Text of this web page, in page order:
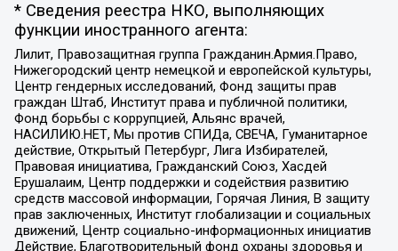
* Сведения реестра НКО, выполняющих
функции иностранного агента:
Лилит, Правозащитная группа Гражданин.Армия.Право,
Нижегородский центр немецкой и европейской культуры,
Центр гендерных исследований, Фонд защиты прав
граждан Штаб, Институт права и публичной политики,
Фонд борьбы с коррупцией, Альянс врачей,
НАСИЛИЮ.НЕТ, Мы против СПИДа, СВЕЧА, Гуманитарное
действие, Открытый Петербург, Лига Избирателей,
Правовая инициатива, Гражданский Союз, Хасдей
Ерушалаим, Центр поддержки и содействия развитию
средств массовой информации, Горячая Линия, В защиту
прав заключенных, Институт глобализации и социальных
движений, Центр социально-информационных инициатив
Действие, Благотворительный фонд охраны здоровья и